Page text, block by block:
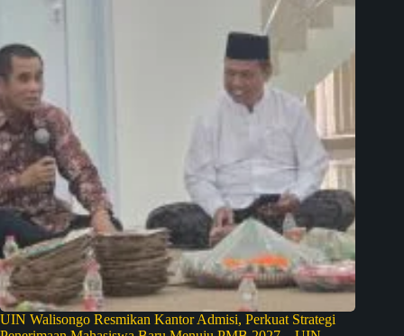
UIN Walisongo Resmikan Kantor Admisi, Perkuat Strategi